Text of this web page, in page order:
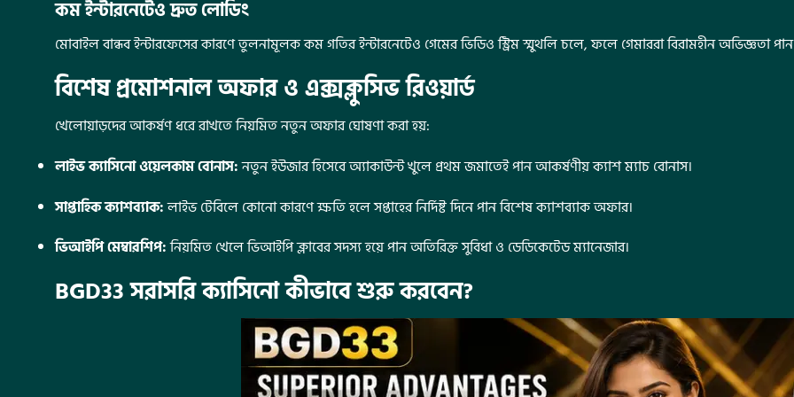
কম ইন্টারনেটেও দ্রুত লোডিং
মোবাইল বান্ধব ইন্টারফেসের কারণে তুলনামূলক কম গতির ইন্টারনেটেও গেমের ভিডিও স্ট্রিম স্মুথলি চলে, ফলে গেমাররা বিরামহীন অভিজ্ঞতা
বিশেষ প্রমোশনাল অফার ও এক্সক্লুসিভ রিওয়ার্ড
খেলোয়াড়দের আকর্ষণ ধরে রাখতে নিয়মিত নতুন অফার ঘোষণা করা হয়:
লাইভ ক্যাসিনো ওয়েলকাম বোনাস:নতুন ইউজার হিসেবে অ্যাকাউন্ট খুলে প্রথম জমাতেই পান আকর্ষণীয় ক্যাশ ম্যাচ বোনাস।
সাপ্তাহিক ক্যাশব্যাক:লাইভ টেবিলে কোনো কারণে ক্ষতি হলে সপ্তাহের নির্দিষ্ট দিনে পান বিশেষ ক্যাশব্যাক অফার।
ভিআইপি মেম্বারশিপ:নিয়মিত খেলে ভিআইপি ক্লাবের সদস্য হয়ে পান অতিরিক্ত সুবিধা ও ডেডিকেটেড ম্যানেজার।
BGD33 সরাসরি ক্যাসিনো কীভাবে শুরু করবেন?